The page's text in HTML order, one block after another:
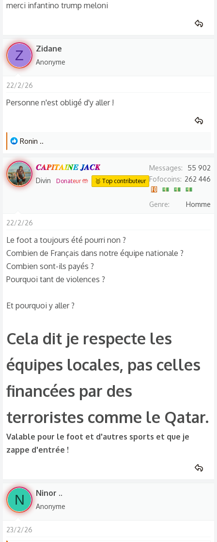
merci infantino trump meloni
Z Zidane
Anonyme
22/2/26
Personne n'est obligé d'y aller !
L
s
r
é
t
o
n
s
Ronin ..
𝑪𝑨𝑷𝑰𝑻𝑨𝑰𝑵𝑬 𝑱𝑨𝑪𝑲
Divin Donateur 🤲 🥇 Top contributeur
Messages
55 902
Fofocoins
262 446
Genre Homme
22/2/26
Le foot a toujours été pourri non ?
Combien de Français dans notre équipe nationale ?
Combien sont-ils payés ?
Pourquoi tant de violences ?
Et pourquoi y aller ?
Cela dit je respecte les
équipes locales, pas celles
financées par des
terroristes comme le Qatar.​
Valable pour le foot et d'autres sports et que je
zappe d'entrée !
N Ninor ..
Anonyme
23/2/26